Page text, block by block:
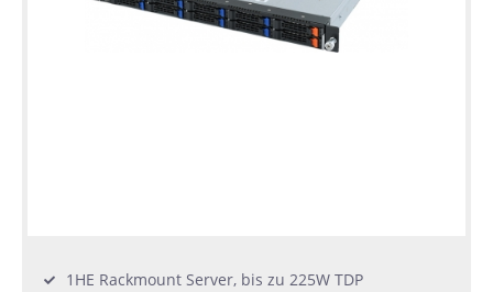
1HE Rackmount Server, bis zu 225W TDP